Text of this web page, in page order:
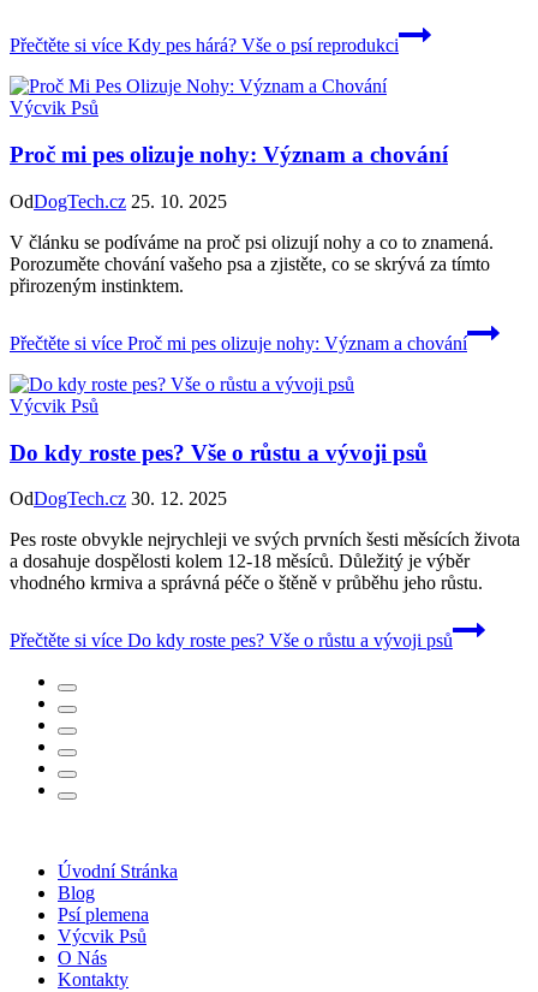
Přečtěte si více Kdy pes hárá? Vše o psí reprodukci
Výcvik Psů
Proč mi pes olizuje nohy: Význam a chování
OdDogTech.cz 25. 10. 2025
V článku se podíváme na proč psi olizují nohy a co to znamená.
Porozuměte chování vašeho psa a zjistěte, co se skrývá za tímto
přirozeným instinktem.
Přečtěte si více Proč mi pes olizuje nohy: Význam a chování
Výcvik Psů
Do kdy roste pes? Vše o růstu a vývoji psů
OdDogTech.cz 30. 12. 2025
Pes roste obvykle nejrychleji ve svých prvních šesti měsících života
a dosahuje dospělosti kolem 12-18 měsíců. Důležitý je výběr
vhodného krmiva a správná péče o štěně v průběhu jeho růstu.
Přečtěte si více Do kdy roste pes? Vše o růstu a vývoji psů
Úvodní Stránka
Blog
Psí plemena
Výcvik Psů
O Nás
Kontakty